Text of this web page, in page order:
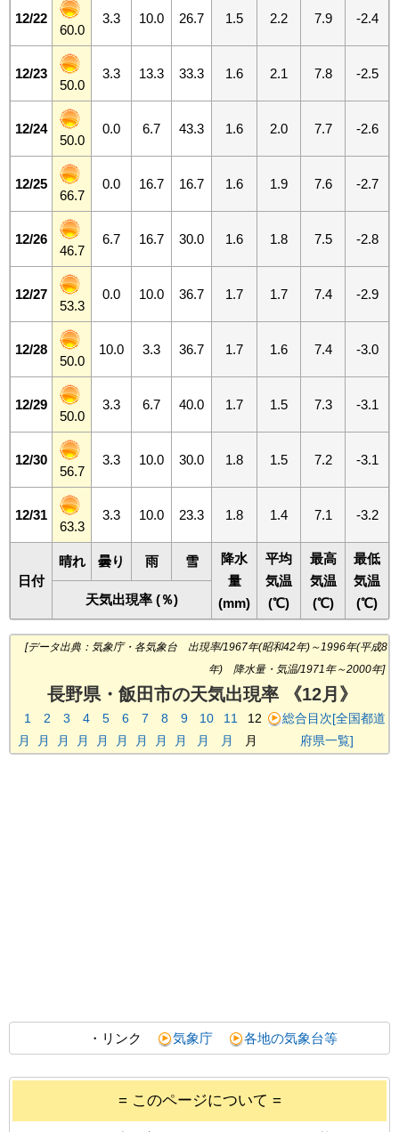
12/22
60.0
3.3 10.0 26.7 1.5 2.2 7.9 -2.4
12/23
50.0
3.3 13.3 33.3 1.6 2.1 7.8 -2.5
12/24
50.0
0.0 6.7 43.3 1.6 2.0 7.7 -2.6
12/25
66.7
0.0 16.7 16.7 1.6 1.9 7.6 -2.7
12/26
46.7
6.7 16.7 30.0 1.6 1.8 7.5 -2.8
12/27
53.3
0.0 10.0 36.7 1.7 1.7 7.4 -2.9
12/28
50.0
10.0 3.3 36.7 1.7 1.6 7.4 -3.0
12/29
50.0
3.3 6.7 40.0 1.7 1.5 7.3 -3.1
12/30
56.7
3.3 10.0 30.0 1.8 1.5 7.2 -3.1
12/31
63.3
3.3 10.0 23.3 1.8 1.4 7.1 -3.2
日付
晴れ 曇り 雨 雪
降水
量
(mm)
平均
気温
(℃)
最高
気温
(℃)
最低
気温
(℃)
天気出現率 (％)
[データ出典：気象庁・各気象台 出現率/1967年(昭和42年)～1996年(平成8
年) 降水量・気温/1971年～2000年]
長野県・飯田市の天気出現率 《12月》
1
月
2
月
3
月
4
月
5
月
6
月
7
月
8
月
9
月
10
月
11
月
12
月
総合目次[全国都道
府県一覧]
・リンク 気象庁 各地の気象台等
= このページについて =